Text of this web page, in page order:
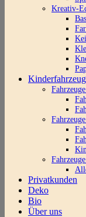
Kreativ-
Privatkunden
Deko
Bio
Über uns